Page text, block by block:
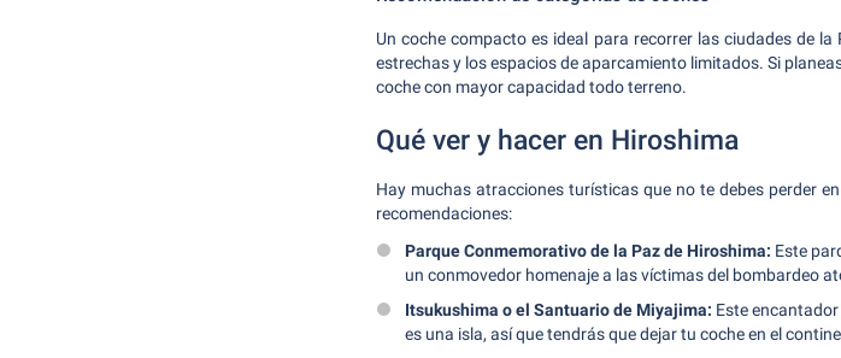
Un coche compacto es ideal para recorrer las ciudades de
estrechas y los espacios de aparcamiento limitados. Si
coche con mayor capacidad todo terreno.
Qué ver y hacer en Hiroshima
Hay muchas atracciones turísticas que no te debes perder
recomendaciones:
Parque Conmemorativo de la Paz de Hiroshima: Este
un conmovedor homenaje a las víctimas del bombardeo
Itsukushima o el Santuario de Miyajima: Este
es una isla, así que tendrás que dejar tu coche en el